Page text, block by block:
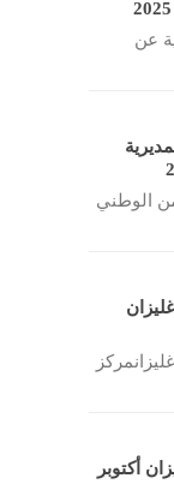
عن
الوطني
أكتوبر